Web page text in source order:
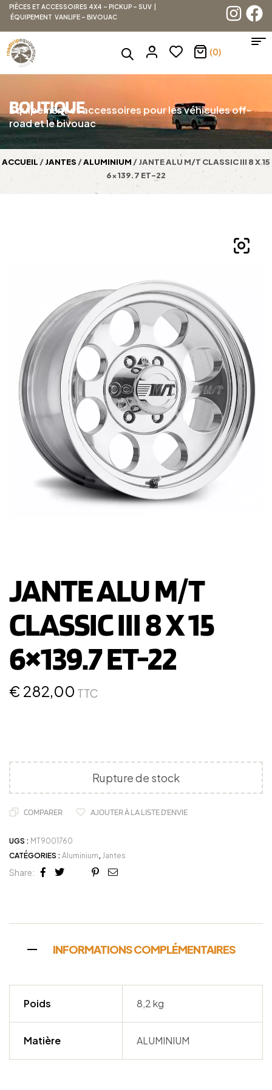
PIÈCES ET ACCESSOIRES 4X4 – PICKUP – SUV |
ÉQUIPEMENT VANLIFE – BIVOUAC
(0)
BOUTIQUE
Équipement et accessoires pour les véhicules off-
road et le bivouac
ACCUEIL/JANTES /ALUMINIUM / JANTE ALU M/T CLASSIC III 8 X 15
6×139.7 ET-22
JANTE ALU M/T
CLASSIC III 8 X 15
6×139.7 ET-22
€ 282,00 TTC
Rupture de stock
COMPARER AJOUTER À LA LISTE D'ENVIE
UGS : MT9001760
CATÉGORIES : Aluminium, Jantes
Share:
FacebookLinkedin
Google+
INFORMATIONS COMPLÉMENTAIRES
Poids 8,2 kg
Matière ALUMINIUM